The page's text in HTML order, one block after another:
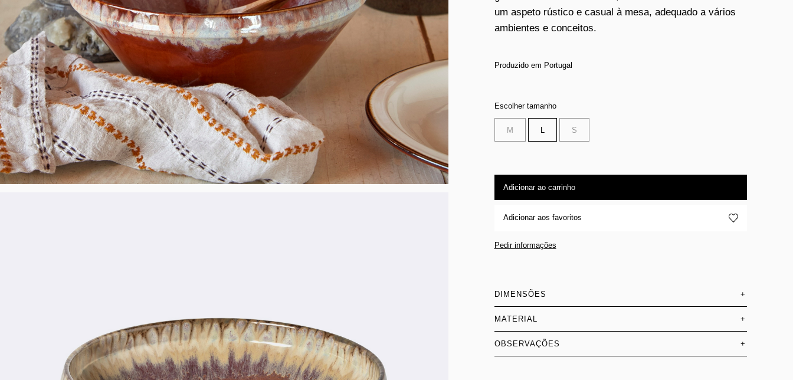
um aspeto rústico e casual à mesa, adequado a vários
ambientes e conceitos.
Produzido em Portugal
Escolher tamanho
M L S
Adicionar ao carrinho
Adicionar aos favoritos
Pedir informações
DIMENSÕES +
MATERIAL +
OBSERVAÇÕES +